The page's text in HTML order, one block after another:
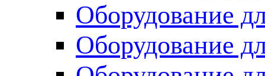
Оборудование
Оборудование